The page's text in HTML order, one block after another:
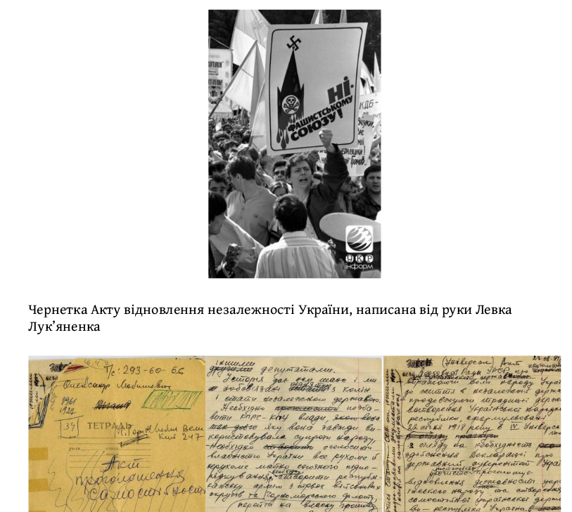
Чернетка Акту відновлення незалежності України, написана від руки Левка
Лук’яненка